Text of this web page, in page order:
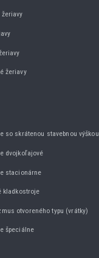
žeriavy
so skrátenou stavebnou výškou
dvojkoľajové
stacionárne
kladkostroje
otvoreného typu (vrátky)
špeciálne